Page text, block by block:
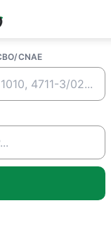
CNAE